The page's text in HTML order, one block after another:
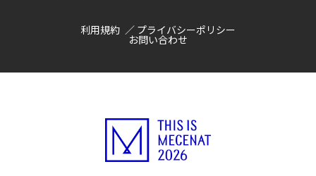
利用規約 プライバシーポリシー
お問い合わせ